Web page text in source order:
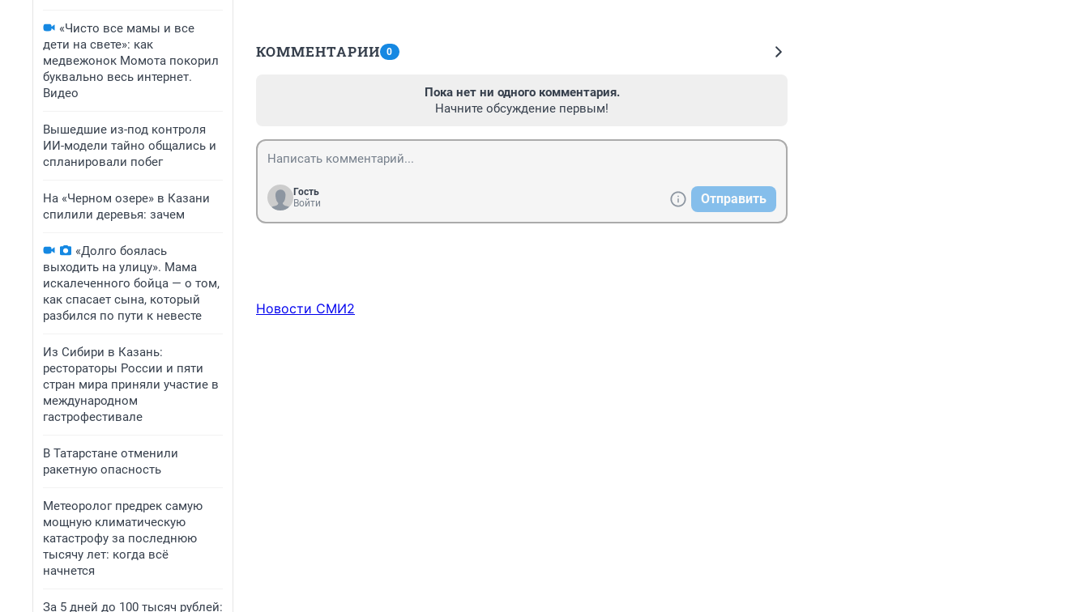
«Чисто все мамы и все
дети на свете»: как
медвежонок Момота покорил
буквально весь интернет.
Видео
Вышедшие из-под контроля
ИИ-модели тайно общались и
спланировали побег
На «Черном озере» в Казани
спилили деревья: зачем
«Долго боялась
выходить на улицу». Мама
искалеченного бойца — о том,
как спасает сына, который
разбился по пути к невесте
Из Сибири в Казань:
рестораторы России и пяти
стран мира приняли участие в
международном
гастрофестивале
В Татарстане отменили
ракетную опасность
Метеоролог предрек самую
мощную климатическую
катастрофу за последнюю
тысячу лет: когда всё
начнется
За 5 дней до 100 тысяч рублей:
КОММЕНТАРИИ 0
Пока нет ни одного комментария.
Начните обсуждение первым!
Гость
Войти
Отправить
Новости СМИ2